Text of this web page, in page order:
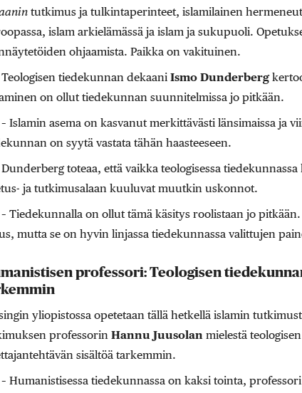
tutkimus ja tulkintaperinteet, islamilainen
islam arkielämässä ja islam ja sukupuoli.
ohjaamista. Paikka on vakituinen.
Teologisen tiedekunnan dekaani Ismo Dunderberg
on ollut tiedekunnan suunnitelmissa jo pitkään.
– Islamin asema on kasvanut merkittävästi länsimaissa ja
on syytä vastata tähän haasteeseen.
Dunderberg toteaa, että vaikka teologisessa
ja tutkimusalaan kuuluvat muutkin uskonnot.
– Tiedekunnalla on ollut tämä käsitys roolistaan jo
mutta se on hyvin linjassa tiedekunnassa valittujen
professori: Teologisen
yliopistossa opetetaan tällä hetkellä islamin
professorin Hannu Juusolan mielestä
sisältöä tarkemmin.
– Humanistisessa tiedekunnassa on kaksi tointa,